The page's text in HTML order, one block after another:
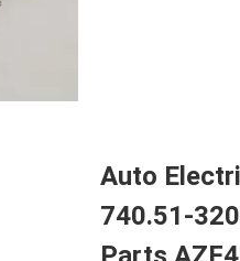
Auto
740.51-